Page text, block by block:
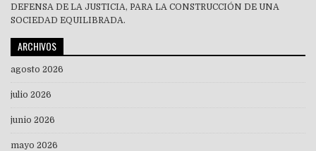
DEFENSA DE LA JUSTICIA, PARA LA CONSTRUCCIÓN DE UNA
SOCIEDAD EQUILIBRADA.
ARCHIVOS
agosto 2026
julio 2026
junio 2026
mayo 2026